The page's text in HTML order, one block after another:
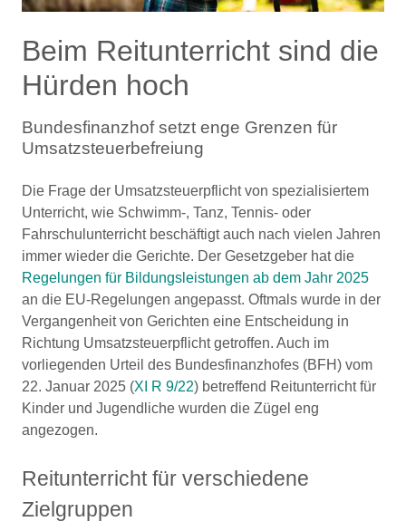
Beim Reitunterricht sind die
Hürden hoch
Bundesfinanzhof setzt enge Grenzen für
Umsatzsteuerbefreiung
Die Frage der Umsatzsteuerpflicht von spezialisiertem
Unterricht, wie Schwimm-, Tanz, Tennis- oder
Fahrschulunterricht beschäftigt auch nach vielen Jahren
immer wieder die Gerichte. Der Gesetzgeber hat die
Regelungen für Bildungsleistungen ab dem Jahr 2025
an die EU-Regelungen angepasst. Oftmals wurde in der
Vergangenheit von Gerichten eine Entscheidung in
Richtung Umsatzsteuerpflicht getroffen. Auch im
vorliegenden Urteil des Bundesfinanzhofes (BFH) vom
22. Januar 2025 (XI R 9/22) betreffend Reitunterricht für
Kinder und Jugendliche wurden die Zügel eng
angezogen.
Reitunterricht für verschiedene
Zielgruppen